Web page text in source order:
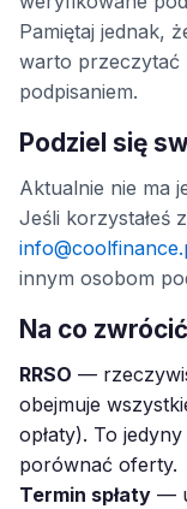
Pamiętaj jednak,
warto przeczytać
podpisaniem.
Podziel się
Aktualnie nie ma
Jeśli korzystałeś
innym osobom
Na co
RRSO —
obejmuje
opłaty). To
porównać oferty.
Termin spłaty —